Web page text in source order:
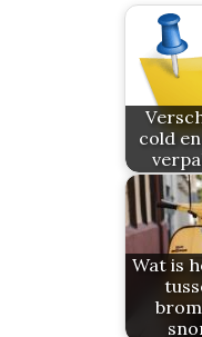
cold
Wat is